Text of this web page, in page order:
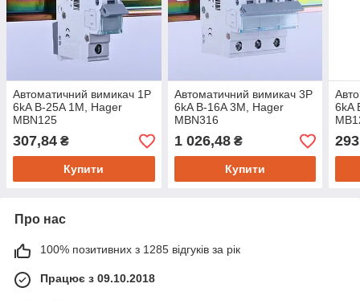
Автоматичний вимикач 1P
6kA B-25A 1M, Hager
MBN125
307,84 ₴
Купити
Автоматичний вимикач 3P
6kA B-16A 3M, Hager
MBN316
1 026,48₴
Купити
6kA
Про нас
100% позитивних з 1285 відгуків за рік
Працює з 09.10.2018